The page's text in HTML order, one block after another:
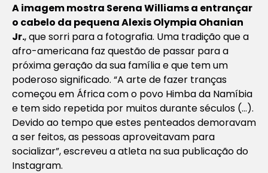
A imagem mostra Serena Williams a entrançar
o cabelo da pequena Alexis Olympia Ohanian
Jr., que sorri para a fotografia. Uma tradição que a
afro-americana faz questão de passar para a
próxima geração da sua família e que tem um
poderoso significado. “A arte de fazer tranças
começou em África com o povo Himba da Namíbia
e tem sido repetida por muitos durante séculos (…).
Devido ao tempo que estes penteados demoravam
a ser feitos, as pessoas aproveitavam para
socializar”, escreveu a atleta na sua publicação do
Instagram.